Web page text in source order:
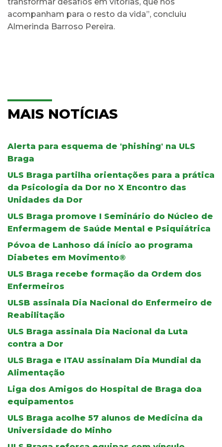
acompanham para o resto da vida”, concluiu
Almerinda Barroso Pereira.
MAIS NOTÍCIAS
Alerta para esquema de 'phishing' na ULS
Braga
ULS Braga partilha orientações para a prática
da Psicologia da Dor no X Encontro das
Unidades da Dor
ULS Braga promove I Seminário do Núcleo de
Enfermagem de Saúde Mental e Psiquiátrica
Póvoa de Lanhoso dá início ao programa
Diabetes em Movimento®
ULS Braga recebe formação da Ordem dos
Enfermeiros
ULSB assinala Dia Nacional do Enfermeiro de
Reabilitação
ULS Braga assinala Dia Nacional da Luta
contra a Dor
ULS Braga e ITAU assinalam Dia Mundial da
Alimentação
Liga dos Amigos do Hospital de Braga doa
equipamentos
ULS Braga acolhe 57 alunos de Medicina da
Universidade do Minho